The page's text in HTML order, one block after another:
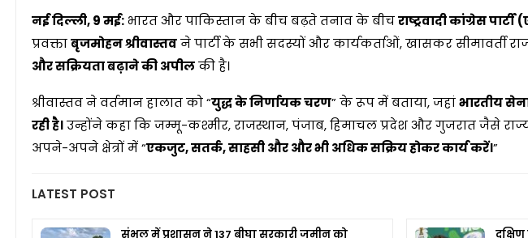
नई दिल्ली, 9 मई:भारत और पाकिस्तान के बीच बढ़ते तनाव के बीचराष्ट्रवादी कांग्रेस
प्रवक्ताबृजमोहन श्रीवास्तवने पार्टी के सभी सदस्यों और कार्यकर्ताओं, खासकर सीमावर्ती
और सक्रियता बढ़ाने की अपीलकी है।
श्रीवास्तव ने वर्तमान हालात को “युद्ध के निर्णायक चरण” के रूप में बताया, जहांभारतीय
रही है।उन्होंने कहा कि जम्मू-कश्मीर, राजस्थान, पंजाब, हिमाचल प्रदेश और गुजरात जैसे
अपने-अपने क्षेत्रों में “एकजुट, सतर्क, साहसी और और भी अधिक सक्रिय होकर कार्य करें।”
LATEST POST
संभल में प्रशासन ने 137 बीघा सरकारी जमीन को